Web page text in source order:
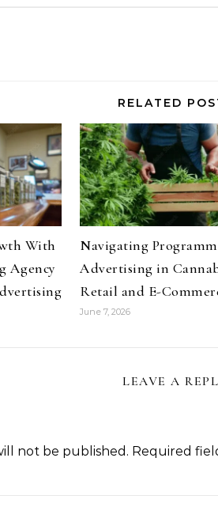
RELATED
With
Agency
Navigating
Advertising in
Retail and E-
June 7, 2026
LEAVE A
not be published. Required